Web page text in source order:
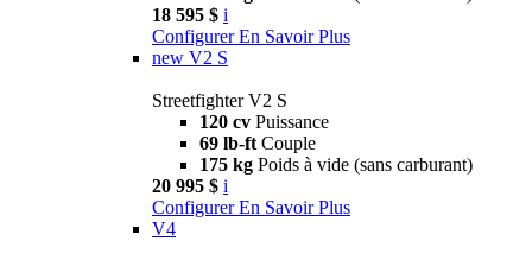
18 595 $ i
Configurer En Savoir Plus
new V2 S
Streetfighter V2 S
120 cv Puissance
69 lb-ft Couple
175 kg Poids à vide (sans carburant)
20 995 $ i
Configurer En Savoir Plus
V4